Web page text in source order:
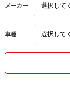
メーカー
車種